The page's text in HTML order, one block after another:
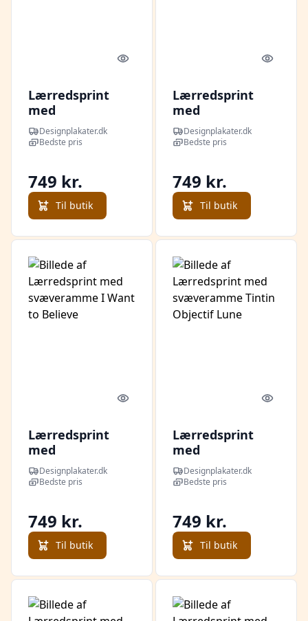
Quick look
Lærredsprint
med
svæveramme
Pablo Picasso
Designplakater.dk
Bedste pris
749 kr.
Til butik
Quick
Lærredsprint
med
svæveramme
Henri Matisse
Designplakater.dk
Bedste pris
749 kr.
Til butik
Quick look
Lærredsprint
med
svæveramme I
Want to Believe
Designplakater.dk
Bedste pris
749 kr.
Til butik
Quick
Lærredsprint
med
svæveramme
Tintin Objectif
Designplakater.dk
Bedste pris
749 kr.
Til butik